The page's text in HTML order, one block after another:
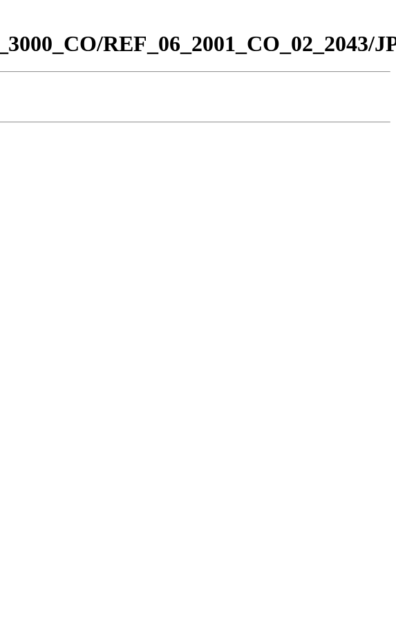
REF_06_2001_CO_02_2043/